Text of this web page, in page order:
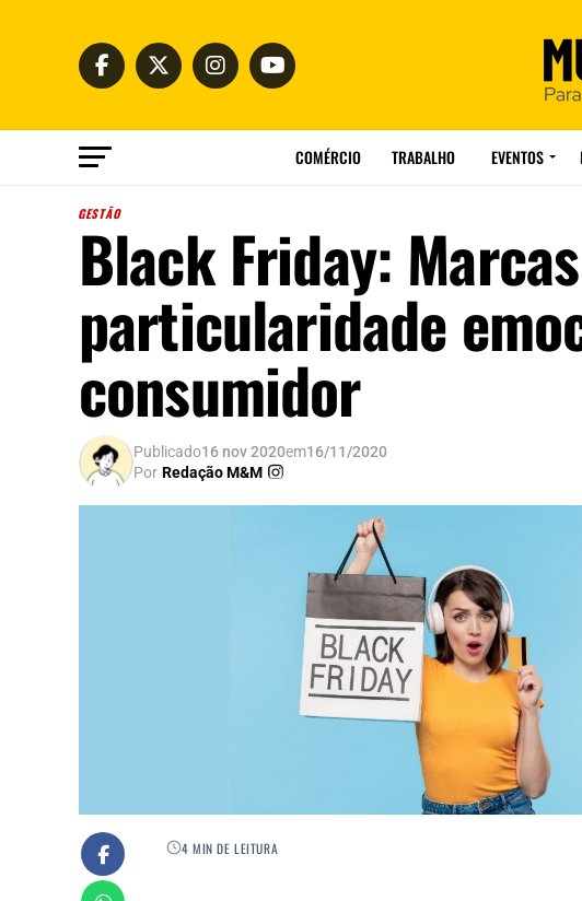
COMÉRCIO TRABALHO EVENTOS
GESTÃO
Black Friday:
particularidade
consumidor
Publicado16 nov 2020em16/11/2020
Por Redação M&M
4 MIN DE LEITURA